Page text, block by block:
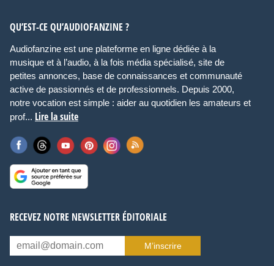
QU’EST-CE QU’AUDIOFANZINE ?
Audiofanzine est une plateforme en ligne dédiée à la
musique et à l’audio, à la fois média spécialisé, site de
petites annonces, base de connaissances et communauté
active de passionnés et de professionnels. Depuis 2000,
notre vocation est simple : aider au quotidien les amateurs et
prof... Lire la suite
RECEVEZ NOTRE NEWSLETTER ÉDITORIALE
M’inscrire